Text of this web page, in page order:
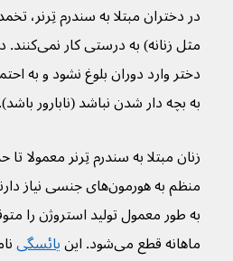
مثل زنانه)
دختر وارد دوران بلوغ نشود و به
به بچه دار شدن نباشد (نابارور باشد).
منظم به هورمون‌های
ماهانه قطع می‌شود. این
یائسگی